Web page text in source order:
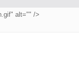
alt="" />